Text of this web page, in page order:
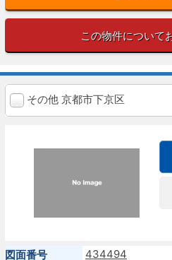
この物件について
その他 京都市下京区
図面番号 434494